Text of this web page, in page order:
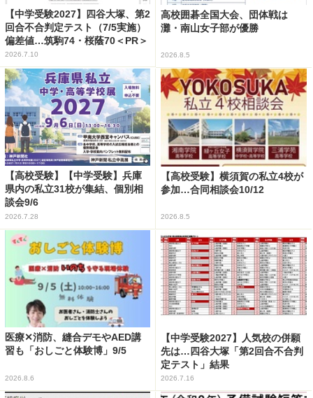
【中学受験2027】四谷大塚、第2
回合不合判定テスト（7/5実施）
偏差値…筑駒74・桜蔭70＜PR＞
2026.7.10
高校囲碁全国大会、団体戦は
灘・南山女子部が優勝
2026.8.5
【高校受験】【中学受験】兵庫
県内の私立31校が集結、個別相
談会9/6
2026.7.28
【高校受験】横須賀の私立4校が
参加…合同相談会10/12
2026.8.5
医療✕消防、縫合デモやAED講
習も「おしごと体験博」9/5
2026.8.6
【中学受験2027】人気校の併願
先は…四谷大塚「第2回合不合判
定テスト」結果
2026.7.16